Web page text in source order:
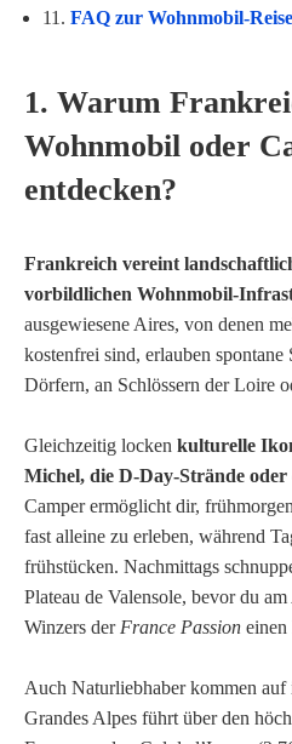
11. FAQ zur Wohnmobil-Reise
1. Warum
Wohnmobil oder
entdecken?
Frankreich vereint
vorbildlichen Wohnmobil-
ausgewiesene Aires, von denen
kostenfrei sind, erlauben spontane
Dörfern, an Schlössern der Loire
Gleichzeitig locken kulturelle
Michel, die D-Day-Strände oder
Camper ermöglicht dir,
fast alleine zu erleben, während
frühstücken. Nachmittags
Plateau de Valensole, bevor du
Winzers der France Passion einen
Auch Naturliebhaber kommen
Grandes Alpes führt über den